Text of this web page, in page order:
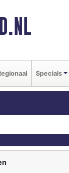
Specials